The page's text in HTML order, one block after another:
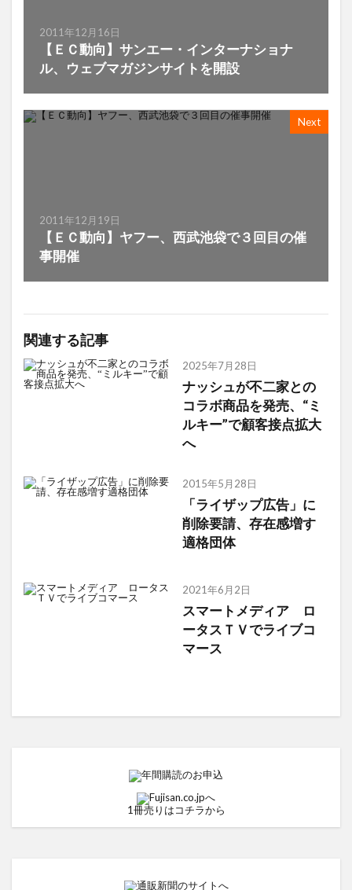
2011年12月16日
【ＥＣ動向】サンエー・インターナショナ
ル、ウェブマガジンサイトを開設
Next
2011年12月19日
【ＥＣ動向】ヤフー、西武池袋で３回目の催
事開催
関連する記事
2025年7月28日
ナッシュが不二家との
コラボ商品を発売、“ミ
ルキー”で顧客接点拡大
へ
2015年5月28日
「ライザップ広告」に
削除要請、存在感増す
適格団体
2021年6月2日
スマートメディア ロ
ータスＴＶでライブコ
マース
1冊売りはコチラから